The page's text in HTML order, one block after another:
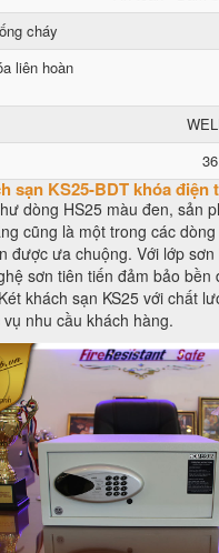
cháy
liên hoàn
sạn KS25-BDT khóa điện
dòng HS25 màu đen, sản
cũng là một trong các
được ưa chuộng. Với lớp
sơn tiên tiến đảm bảo bền
khách sạn KS25 với chất
nhu cầu khách hàng.